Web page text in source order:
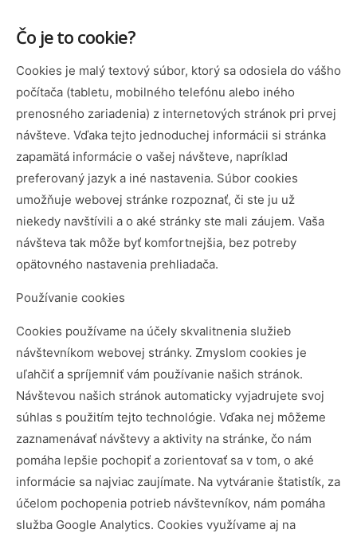
Čo je to cookie?
Cookies je malý textový súbor, ktorý sa odosiela do vášho
počítača (tabletu, mobilného telefónu alebo iného
prenosného zariadenia) z internetových stránok pri prvej
návšteve. Vďaka tejto jednoduchej informácii si stránka
zapamätá informácie o vašej návšteve, napríklad
preferovaný jazyk a iné nastavenia. Súbor cookies
umožňuje webovej stránke rozpoznať, či ste ju už
niekedy navštívili a o aké stránky ste mali záujem. Vaša
návšteva tak môže byť komfortnejšia, bez potreby
opätovného nastavenia prehliadača.
Používanie cookies
Cookies používame na účely skvalitnenia služieb
návštevníkom webovej stránky. Zmyslom cookies je
uľahčiť a spríjemniť vám používanie našich stránok.
Návštevou našich stránok automaticky vyjadrujete svoj
súhlas s použitím tejto technológie. Vďaka nej môžeme
zaznamenávať návštevy a aktivity na stránke, čo nám
pomáha lepšie pochopiť a zorientovať sa v tom, o aké
informácie sa najviac zaujímate. Na vytváranie štatistík, za
účelom pochopenia potrieb návštevníkov, nám pomáha
služba Google Analytics. Cookies využívame aj na